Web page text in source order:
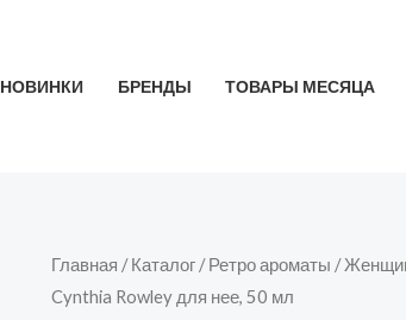
НОВИНКИ БРЕНДЫ ТОВАРЫ МЕСЯЦА
Главная /Каталог /Ретро ароматы /
Cynthia Rowley для нее, 50 мл
Количество
товара